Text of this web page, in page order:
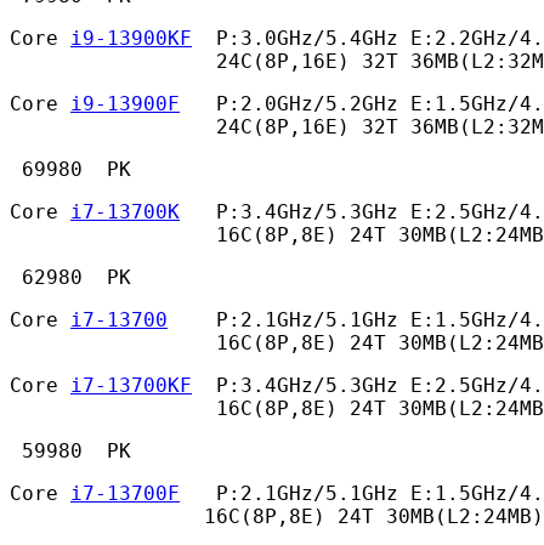
Core i9-13900KF
P:3.0GHz/5.4GHz E:2.2GHz/
24C(8P,16E) 32T
Core i9-13900F
P:2.0GHz/5.2GHz E:1.5GHz/
24C(8P,16E) 32T
69980  PK
Core i7-13700K
P:3.4GHz/5.3GHz E:2.5GHz/
16C(8P,8E) 24T
62980  PK
Core i7-13700
P:2.1GHz/5.1GHz E:1.5GHz/
16C(8P,8E) 24T
Core i7-13700KF
P:3.4GHz/5.3GHz E:2.5GHz/
16C(8P,8E) 24T
59980  PK
Core i7-13700F
P:2.1GHz/5.1GHz E:1.5GHz/
16C(8P,8E) 24T